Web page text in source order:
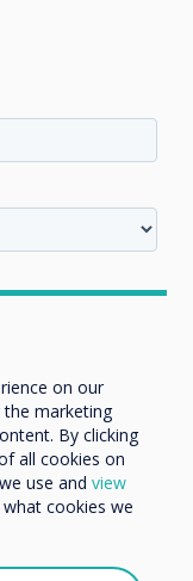
az
on our
marketing
By clicking
all cookies on
use and view
cookies we
products and